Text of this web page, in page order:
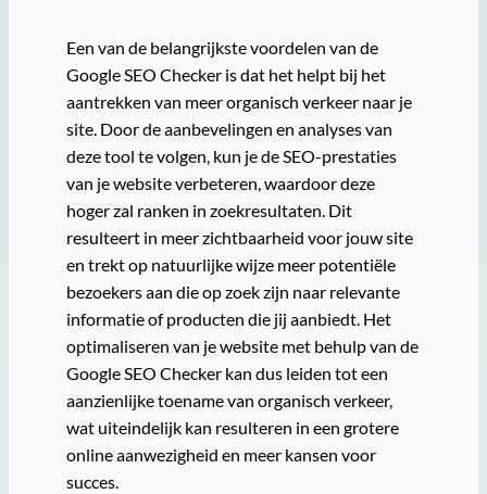
Een van de belangrijkste voordelen van de
Google SEO Checker is dat het helpt bij het
aantrekken van meer organisch verkeer naar je
site. Door de aanbevelingen en analyses van
deze tool te volgen, kun je de SEO-prestaties
van je website verbeteren, waardoor deze
hoger zal ranken in zoekresultaten. Dit
resulteert in meer zichtbaarheid voor jouw site
en trekt op natuurlijke wijze meer potentiële
bezoekers aan die op zoek zijn naar relevante
informatie of producten die jij aanbiedt. Het
optimaliseren van je website met behulp van de
Google SEO Checker kan dus leiden tot een
aanzienlijke toename van organisch verkeer,
wat uiteindelijk kan resulteren in een grotere
online aanwezigheid en meer kansen voor
succes.